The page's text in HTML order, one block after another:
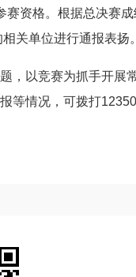
资格。根据总决赛
关单位进行通报表扬。
，以竞赛为抓手开展
等情况，可拨打